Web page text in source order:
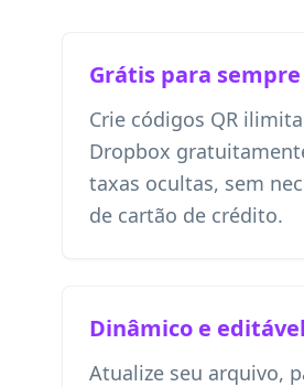
Grátis para sempre
Crie códigos QR
Dropbox
taxas ocultas, sem
de cartão de crédito.
Dinâmico e editável
Atualize seu arquivo,